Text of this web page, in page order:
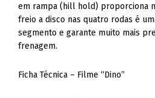
em rampa (hill hold) proporciona
freio a disco nas quatro rodas é
segmento e garante muito mais
frenagem.
Ficha Técnica – Filme “Dino”